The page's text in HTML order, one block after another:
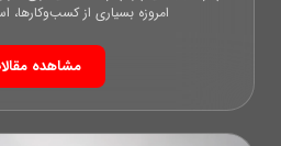
امروزه بسیاری از کسب‌وکارها،
مشاهده